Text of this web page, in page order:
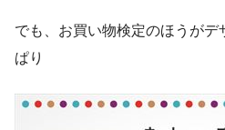
でも、お買い物検定のほうがデ
ぱり